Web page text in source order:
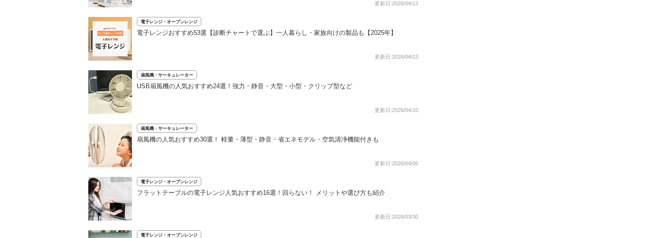
更新日:2026/04/13
電子レンジ・オーブンレンジ
電子レンジおすすめ53選【診断チャートで選ぶ】一人暮らし・家族向けの製品も【2025年】
更新日:2026/04/13
扇風機・サーキュレーター
USB扇風機の人気おすすめ24選！強力・静音・大型・小型・クリップ型など
更新日:2026/04/10
扇風機・サーキュレーター
扇風機の人気おすすめ30選！ 軽量・薄型・静音・省エネモデル・空気清浄機能付きも
更新日:2026/04/06
電子レンジ・オーブンレンジ
フラットテーブルの電子レンジ人気おすすめ16選！回らない！ メリットや選び方も紹介
更新日:2026/03/30
電子レンジ・オーブンレンジ